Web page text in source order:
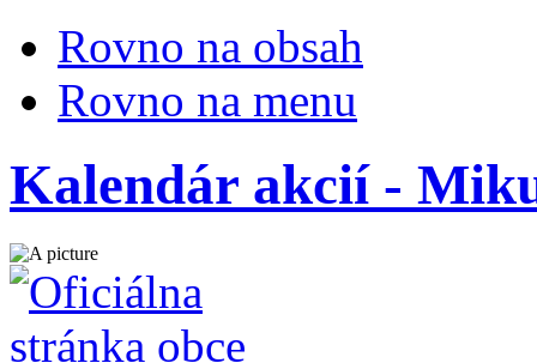
Rovno na obsah
Rovno na menu
Kalendár akcií -